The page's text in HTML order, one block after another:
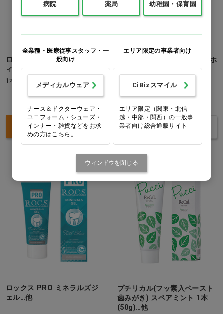
ロックス PRO ブラックエデ
ィション
1本(94g)
買い物カゴ
ロックス PRO デリケート＆ホ
ワイト スイートミント…他
1本(94g)
バリエーションを見る
ロックス PRO ミネラルズジ
ェル…他
Ciオリジナル
プチリカル(フッ素入ペースト
歯みがき) スペアミント 1本
(50g)…他
病院 薬局 幼稚園・保育園
全業種・医療従事スタッフ・一
般向け
メディカルウェア
ナース＆ドクターウェア・
ユニフォーム・シューズ・
インナー・雑貨などをお求
めの方はこちら。
エリア限定の事業者向け
CiBizスマイル
エリア限定（関東・北信
越・中部・関西）の一般事
業者向け総合通販サイト
ウィンドウを閉じる